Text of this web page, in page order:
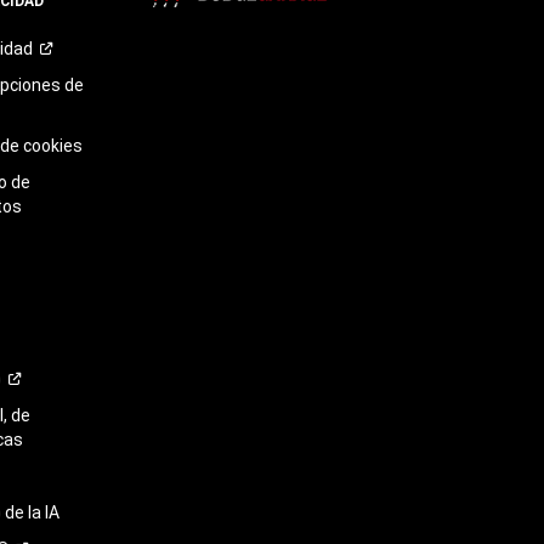
de
cookies
de
de
la IA